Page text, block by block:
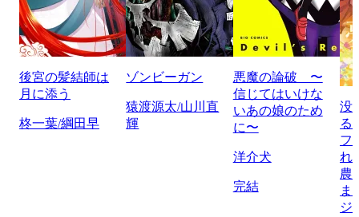
後宮の髪結師は
月に添う
柊一葉/綱田早
ゾンビーガン
猿渡源太/山川直
輝
悪魔の論破 〜
信じてはいけな
いあの娘のため
に〜
洋介犬
完結
没
る
フ
れ
農
ま
ジ